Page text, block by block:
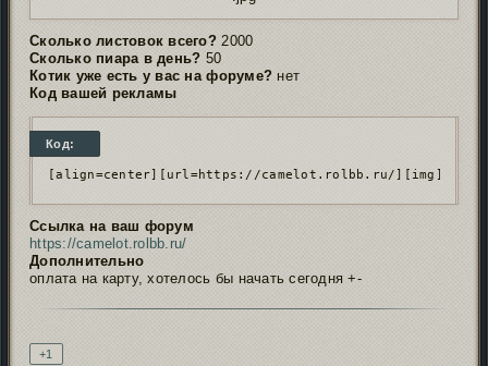
Сколько листовок всего?2000
Сколько пиара в день? 50
Котик уже есть у вас на форуме? нет
Код вашей рекламы
Код:
[align=center][url=https://camelot.rolbb.ru/
Ссылка на ваш форум
https://camelot.rolbb.ru/
Дополнительно
оплата на карту, хотелось бы начать сегодня +-
+1